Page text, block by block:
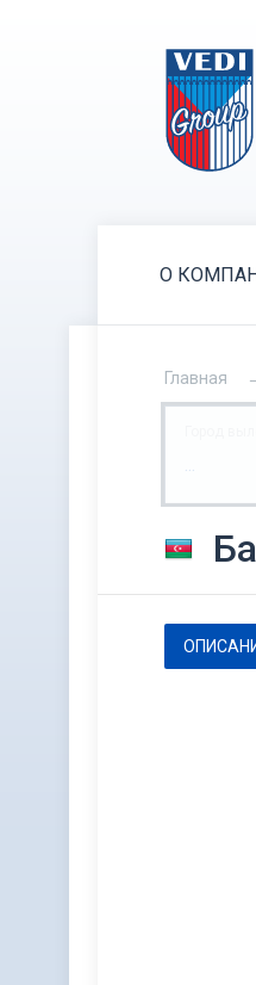
О
Главная
...